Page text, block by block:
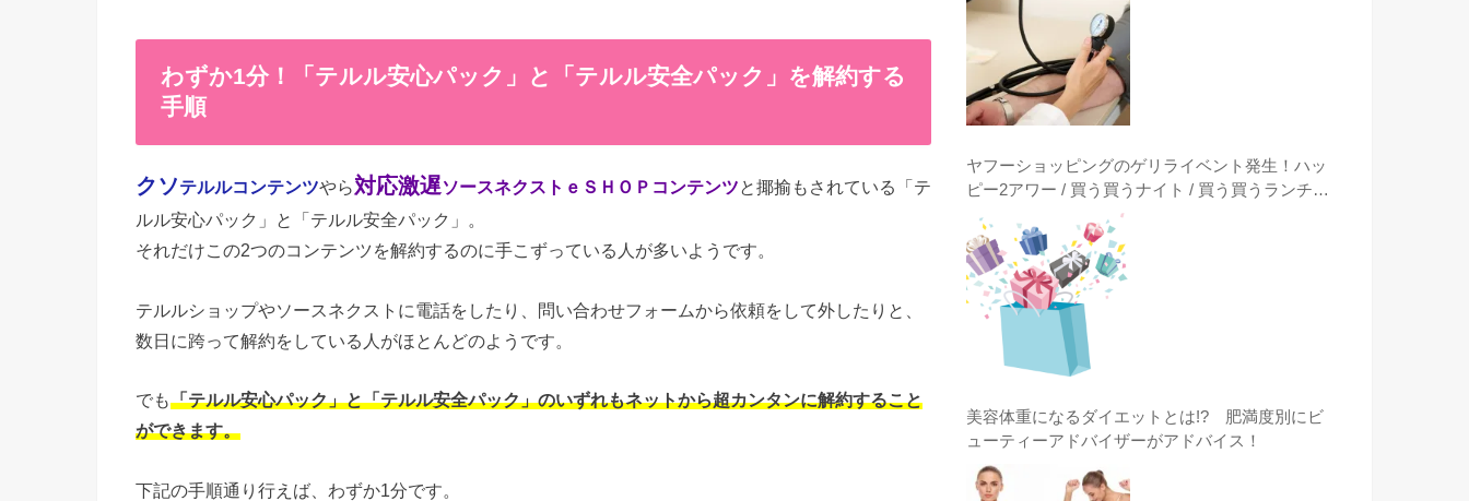
わずか1分！「テルル安心パック」と「テルル安全パック」を解約する
手順
クソテルルコンテンツやら対応激遅ソースネクストｅＳＨＯＰコンテンツと揶揄もされている「テ
ルル安心パック」と「テルル安全パック」。
それだけこの2つのコンテンツを解約するのに手こずっている人が多いようです。
テルルショップやソースネクストに電話をしたり、問い合わせフォームから依頼をして外したりと、
数日に跨って解約をしている人がほとんどのようです。
でも「テルル安心パック」と「テルル安全パック」のいずれもネットから超カンタンに解約すること
ができます。
下記の手順通り行えば、わずか1分です。
ヤフーショッピングのゲリライベント発生！ハッ
ピー2アワー / 買う買うナイト / 買う買うランチタ
イム / クーポンは突然に出現時に激安購入する方
法
美容体重になるダイエットとは!? 肥満度別にビ
ューティーアドバイザーがアドバイス！